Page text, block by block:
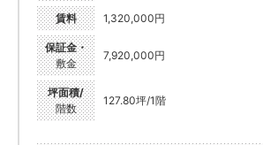
賃料 1,320,000円
保証金・
敷金
7,920,000円
坪面積/
階数
127.80坪/1階